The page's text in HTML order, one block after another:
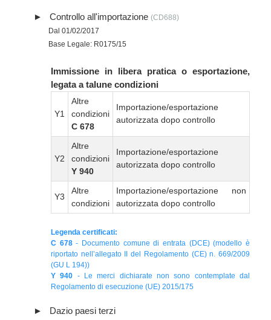
Controllo all'importazione (CD688)
Dal 01/02/2017
Base Legale: R0175/15
Immissione in libera pratica o esportazione,
legata a talune condizioni
Y1
Altre
condizioni
C 678
Importazione/esportazione
autorizzata dopo controllo
Y2
Altre
condizioni
Y 940
Importazione/esportazione
autorizzata dopo controllo
Y3
Altre
condizioni
Importazione/esportazione non
autorizzata dopo controllo
Legenda certificati:
C 678- Documento comune di entrata (DCE) (modello è
riportato nell’allegato II del Regolamento (CE) n. 669/2009
(GU L 194))
Y 940 - Le merci dichiarate non sono contemplate dal
Regolamento di esecuzione (UE) 2015/175
Dazio paesi terzi